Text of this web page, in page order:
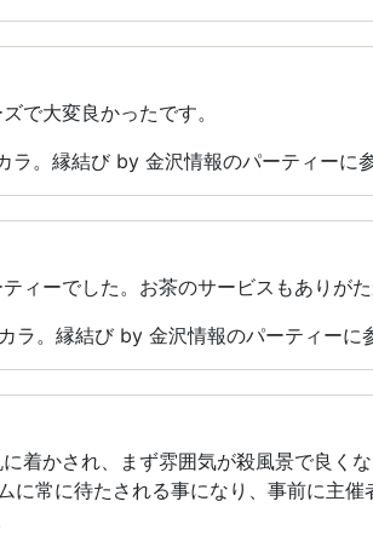
で大変良かったです。
。縁結び by 金沢情報のパーティーに参
ィーでした。お茶のサービスもありがた
。縁結び by 金沢情報のパーティーに
着かされ、まず雰囲気が殺風景で良く
に常に待たされる事になり、事前に主